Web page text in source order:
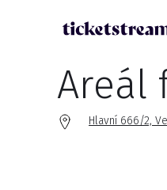
Areál
Hlavní 666/2,